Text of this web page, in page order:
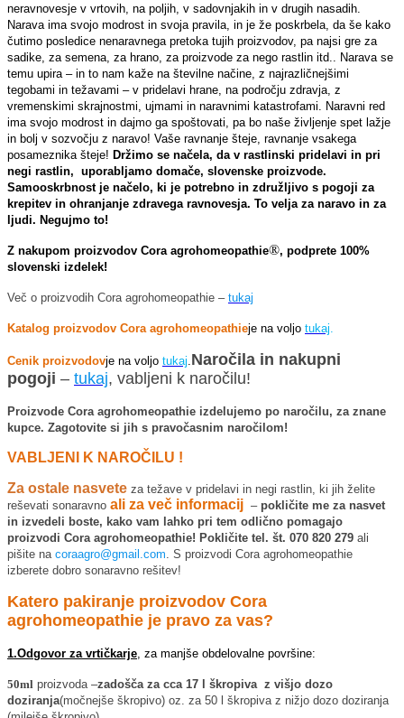
neravnovesje v vrtovih, na poljih, v sadovnjakih in v drugih nasadih.
Narava ima svojo modrost in svoja pravila, in je že poskrbela, da še kako
čutimo posledice nenaravnega pretoka tujih proizvodov, pa najsi gre za
sadike, za semena, za hrano, za proizvode za nego rastlin itd.. Narava se
temu upira – in to nam kaže na številne načine, z najrazličnejšimi
tegobami in težavami – v pridelavi hrane, na področju zdravja, z
vremenskimi skrajnostmi, ujmami in naravnimi katastrofami. Naravni red
ima svojo modrost in dajmo ga spoštovati, pa bo naše življenje spet lažje
in bolj v sozvočju z naravo! Vaše ravnanje šteje, ravnanje vsakega
posameznika šteje! Držimo se načela, da v rastlinski pridelavi in pri
negi rastlin, uporabljamo domače, slovenske proizvode.
Samooskrbnost je načelo, ki je potrebno in združljivo s pogoji za
krepitev in ohranjanje zdravega ravnovesja. To velja za naravo in za
ljudi. Negujmo to!
Z nakupom proizvodov Cora agrohomeopathie®, podprete 100%
slovenski izdelek!
Več o proizvodih Cora agrohomeopathie – tukaj
Katalog proizvodov Cora agrohomeopathieje na voljo tukaj
Cenik proizvodovje na voljo tukaj Naročila in nakupni
pogoji – tukaj, vabljeni k naročilu!
Proizvode Cora agrohomeopathie izdelujemo po naročilu, za znane
kupce. Zagotovite si jih s pravočasnim naročilom!
VABLJENI K NAROČILU !
Za ostale nasvete za težave v pridelavi in negi rastlin, ki jih želite
reševati sonaravno ali za več informacij – pokličite me za nasvet
in izvedeli boste, kako vam lahko pri tem odlično pomagajo
proizvodi Cora agrohomeopathie! Pokličite tel. št. 070 820 279 ali
pišite na coraagro@gmail.com . S proizvodi Cora agrohomeopathie
izberete dobro sonaravno rešitev!
Katero pakiranje proizvodov Cora
agrohomeopathie je pravo za vas?
1.Odgovor za vrtičkarje , za manjše obdelovalne površine:
50ml proizvoda –zadošča za cca 17 l škropiva z višjo dozo
doziranja(močnejše škropivo) oz. za 50 l škropiva z nižjo dozo doziranja